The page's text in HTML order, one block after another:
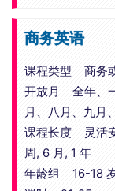
商务英语
课程类型 商务
开放月 全年、
月、八月、九月
课程长度 灵活
周, 6 月, 1 年
年龄组 16-18